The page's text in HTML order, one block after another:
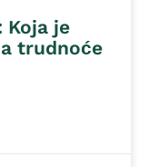
Koja je
trudnoće